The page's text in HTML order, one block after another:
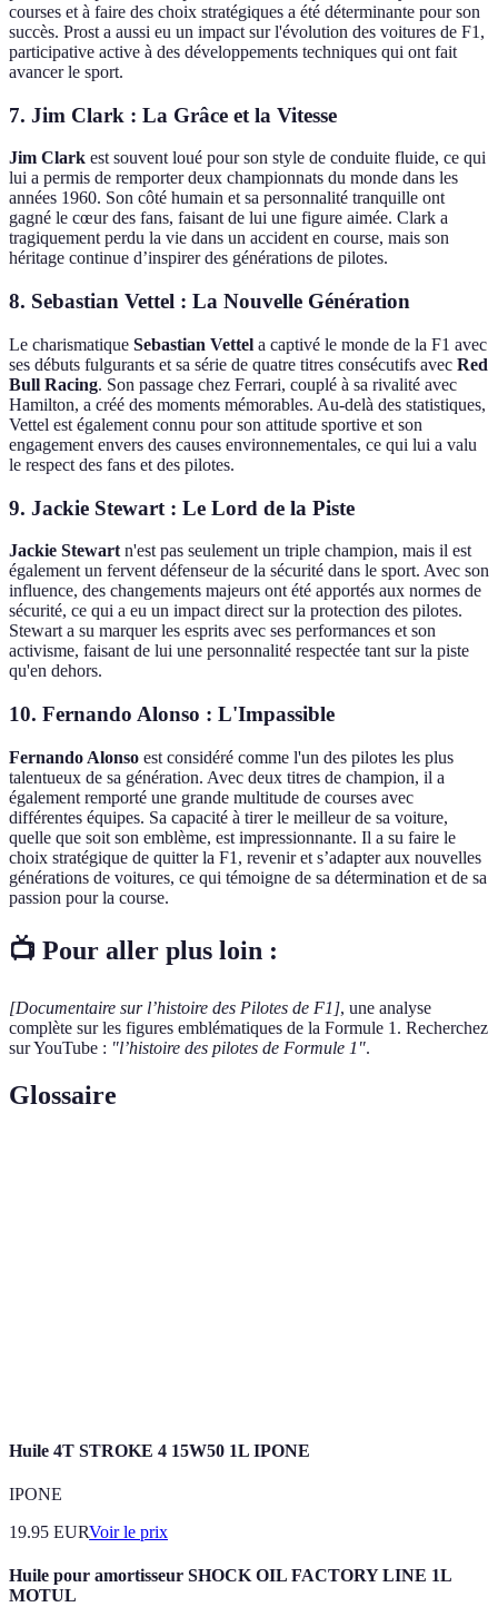
courses et à faire des choix stratégiques a été déterminante pour son
succès. Prost a aussi eu un impact sur l'évolution des voitures de F1,
participative active à des développements techniques qui ont fait
avancer le sport.
7. Jim Clark : La Grâce et la Vitesse
Jim Clark est souvent loué pour son style de conduite fluide, ce qui
lui a permis de remporter deux championnats du monde dans les
années 1960. Son côté humain et sa personnalité tranquille ont
gagné le cœur des fans, faisant de lui une figure aimée. Clark a
tragiquement perdu la vie dans un accident en course, mais son
héritage continue d’inspirer des générations de pilotes.
8. Sebastian Vettel : La Nouvelle Génération
Le charismatique Sebastian Vettel a captivé le monde de la F1 avec
ses débuts fulgurants et sa série de quatre titres consécutifs avec Red
Bull Racing. Son passage chez Ferrari, couplé à sa rivalité avec
Hamilton, a créé des moments mémorables. Au-delà des statistiques,
Vettel est également connu pour son attitude sportive et son
engagement envers des causes environnementales, ce qui lui a valu
le respect des fans et des pilotes.
9. Jackie Stewart : Le Lord de la Piste
Jackie Stewart n'est pas seulement un triple champion, mais il est
également un fervent défenseur de la sécurité dans le sport. Avec son
influence, des changements majeurs ont été apportés aux normes de
sécurité, ce qui a eu un impact direct sur la protection des pilotes.
Stewart a su marquer les esprits avec ses performances et son
activisme, faisant de lui une personnalité respectée tant sur la piste
qu'en dehors.
10. Fernando Alonso : L'Impassible
Fernando Alonso est considéré comme l'un des pilotes les plus
talentueux de sa génération. Avec deux titres de champion, il a
également remporté une grande multitude de courses avec
différentes équipes. Sa capacité à tirer le meilleur de sa voiture,
quelle que soit son emblème, est impressionnante. Il a su faire le
choix stratégique de quitter la F1, revenir et s’adapter aux nouvelles
générations de voitures, ce qui témoigne de sa détermination et de sa
passion pour la course.
📺 Pour aller plus loin :
[Documentaire sur l’histoire des Pilotes de F1], une analyse
complète sur les figures emblématiques de la Formule 1. Recherchez
sur YouTube : "l’histoire des pilotes de Formule 1".
Glossaire
Huile 4T STROKE 4 15W50 1L IPONE
IPONE
19.95 EURVoir le prix
Huile pour amortisseur SHOCK OIL FACTORY LINE 1L
MOTUL